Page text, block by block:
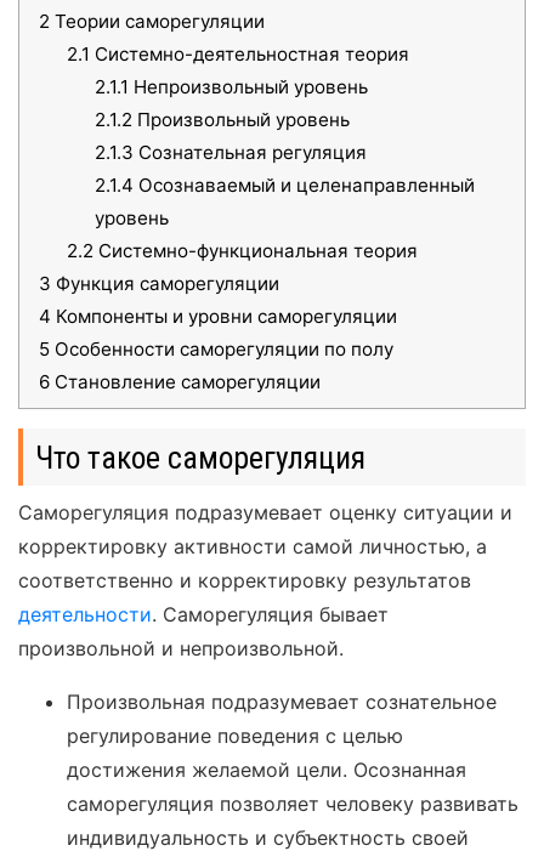
2 Теории саморегуляции
2.1 Системно-деятельностная теория
2.1.1 Непроизвольный уровень
2.1.2 Произвольный уровень
2.1.3 Сознательная регуляция
2.1.4 Осознаваемый и целенаправленный
уровень
2.2 Системно-функциональная теория
3 Функция саморегуляции
4 Компоненты и уровни саморегуляции
5 Особенности саморегуляции по полу
6 Становление саморегуляции
Что такое саморегуляция
Саморегуляция подразумевает оценку ситуации и
корректировку активности самой личностью, а
соответственно и корректировку результатов
деятельности. Саморегуляция бывает
произвольной и непроизвольной.
Произвольная подразумевает сознательное
регулирование поведения с целью
достижения желаемой цели. Осознанная
саморегуляция позволяет человеку развивать
индивидуальность и субъектность своей